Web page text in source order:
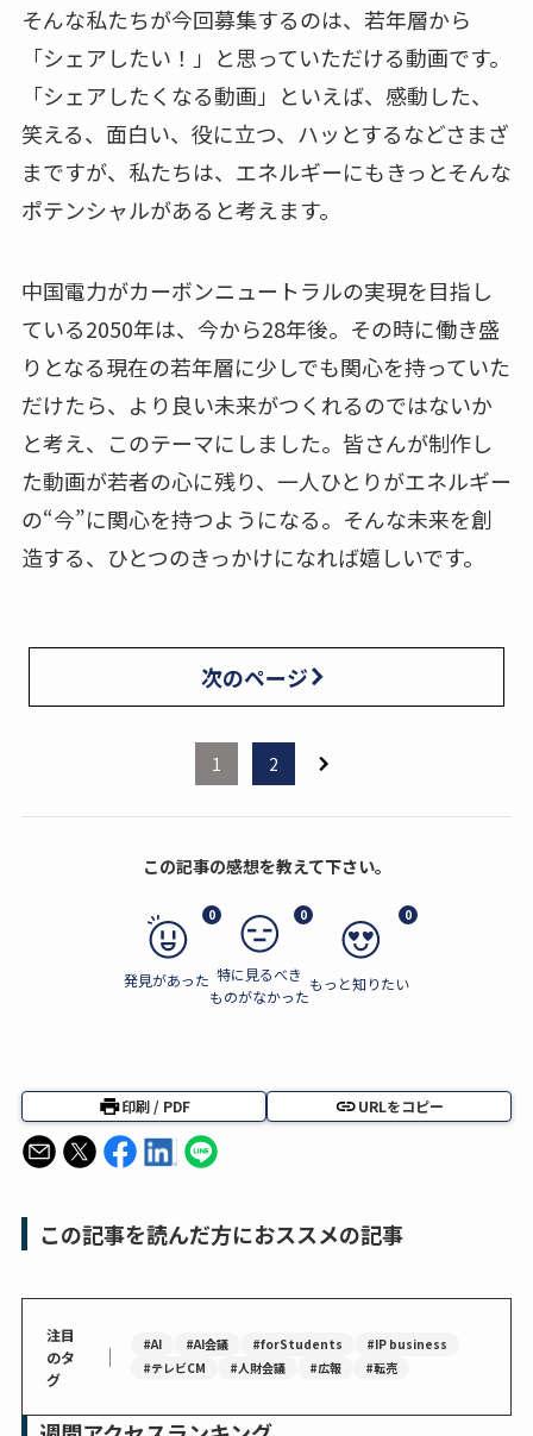
そんな私たちが今回募集するのは、若年層から
「シェアしたい！」と思っていただける動画です。
「シェアしたくなる動画」といえば、感動した、
笑える、面白い、役に立つ、ハッとするなどさまざ
まですが、私たちは、エネルギーにもきっとそんな
ポテンシャルがあると考えます。
中国電力がカーボンニュートラルの実現を目指し
ている2050年は、今から28年後。その時に働き盛
りとなる現在の若年層に少しでも関心を持っていた
だけたら、より良い未来がつくれるのではないか
と考え、このテーマにしました。皆さんが制作し
た動画が若者の心に残り、一人ひとりがエネルギー
の“今”に関心を持つようになる。そんな未来を創
造する、ひとつのきっかけになれば嬉しいです。
次のページ
1 2
この記事の感想を教えて下さい。
0
発見があった
0
特に見るべき
ものがなかった
0
もっと知りたい
印刷 / PDF URLをコピー
この記事を読んだ方におススメの記事
注目
のタ
グ
｜ #AI #AI会議 #forStudents
#IP business
#テレビCM
#人財会議 #広報 #転売